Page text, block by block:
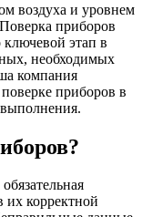
воздуха и уровнем
приборов
этап в
необходимых
компания
приборов в
их корректной